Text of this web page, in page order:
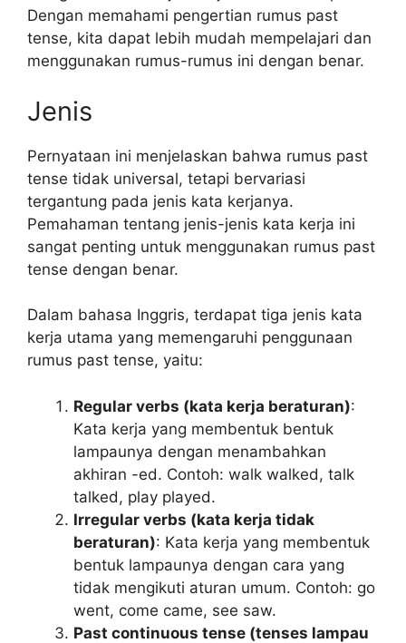
Dengan memahami pengertian rumus past
tense, kita dapat lebih mudah mempelajari dan
menggunakan rumus-rumus ini dengan benar.
Jenis
Pernyataan ini menjelaskan bahwa rumus past
tense tidak universal, tetapi bervariasi
tergantung pada jenis kata kerjanya.
Pemahaman tentang jenis-jenis kata kerja ini
sangat penting untuk menggunakan rumus past
tense dengan benar.
Dalam bahasa Inggris, terdapat tiga jenis kata
kerja utama yang memengaruhi penggunaan
rumus past tense, yaitu:
Regular verbs (kata kerja beraturan):
Kata kerja yang membentuk bentuk
lampaunya dengan menambahkan
akhiran -ed. Contoh: walk walked, talk
talked, play played.
Irregular verbs (kata kerja tidak
beraturan): Kata kerja yang membentuk
bentuk lampaunya dengan cara yang
tidak mengikuti aturan umum. Contoh: go
went, come came, see saw.
Past continuous tense (tenses lampau